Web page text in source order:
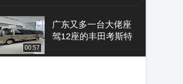
00:57
广东又多一台大佬座
驾12座的丰田考斯特